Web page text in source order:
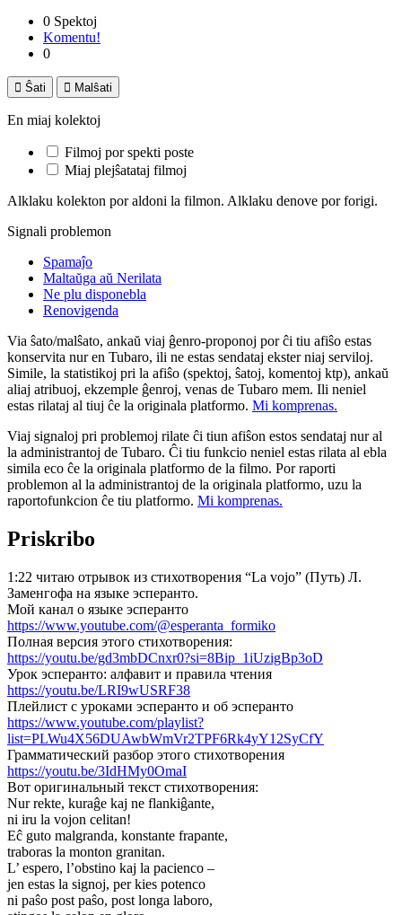
0 Spektoj
Komentu!
0
 Ŝati  Malŝati
En miaj kolektoj
Filmoj por spekti poste
Miaj plejŝatataj filmoj
Alklaku kolekton por aldoni la filmon. Alklaku denove por forigi.
Signali problemon
Spamaĵo
Maltaŭga aŭ Nerilata
Ne plu disponebla
Renovigenda
Via ŝato/malŝato, ankaŭ viaj ĝenro-proponoj por ĉi tiu afiŝo estas
konservita nur en Tubaro, ili ne estas sendataj ekster niaj serviloj.
Simile, la statistikoj pri la afiŝo (spektoj, ŝatoj, komentoj ktp), ankaŭ
aliaj atribuoj, ekzemple ĝenroj, venas de Tubaro mem. Ili neniel
estas rilataj al tiuj ĉe la originala platformo. Mi komprenas.
Viaj signaloj pri problemoj rilate ĉi tiun afiŝon estos sendataj nur al
la administrantoj de Tubaro. Ĉi tiu funkcio neniel estas rilata al ebla
simila eco ĉe la originala platformo de la filmo. Por raporti
problemon al la administrantoj de la originala platformo, uzu la
raportofunkcion ĉe tiu platformo. Mi komprenas.
Priskribo
1:22 читаю отрывок из стихотворения “La vojo” (Путь) Л.
Заменгофа на языке эсперанто.
Мой канал о языке эсперанто
https://www.youtube.com/@esperanta_formiko
Полная версия этого стихотворения:
https://youtu.be/gd3mbDCnxr0?si=8Bip_1iUzigBp3oD
Урок эсперанто: алфавит и правила чтения
https://youtu.be/LRI9wUSRF38
Плейлист с уроками эсперанто и об эсперанто
https://www.youtube.com/playlist?
list=PLWu4X56DUAwbWmVr2TPF6Rk4yY12SyCfY
Грамматический разбор этого стихотворения
https://youtu.be/3IdHMy0OmaI
Вот оригинальный текст стихотворения:
Nur rekte, kuraĝe kaj ne flankiĝante,
ni iru la vojon celitan!
Eĉ guto malgranda, konstante frapante,
traboras la monton granitan.
L’ espero, l’obstino kaj la pacienco –
jen estas la signoj, per kies potenco
ni paŝo post paŝo, post longa laboro,